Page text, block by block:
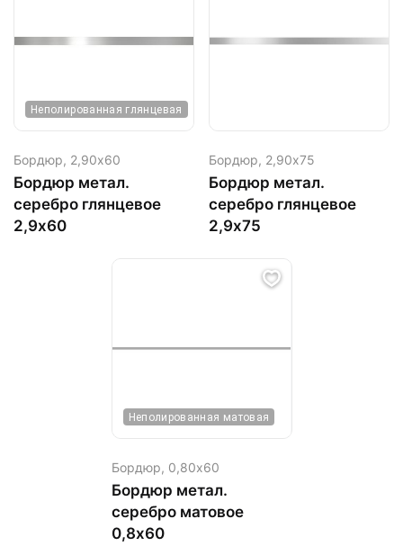
Неполированная глянцевая
Бордюр, 2,90х60
Бордюр метал.
серебро глянцевое
2,9х60
Бордюр, 2,90х75
Бордюр метал.
серебро глянцевое
2,9х75
Неполированная матовая
Бордюр, 0,80х60
Бордюр метал.
серебро матовое
0,8х60